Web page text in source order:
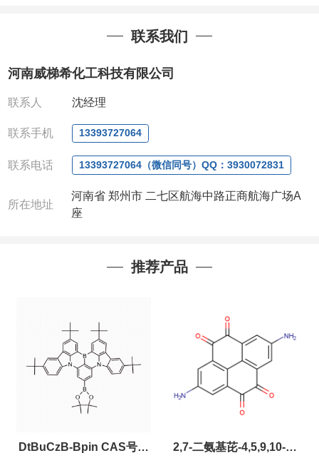
我司对高校及科研单位先发货和
作中有用到的试剂,欢迎前来询购,如若出现质量问题,
63377391/13393727064
QQ:3930072831
联系人: 沈晓东(欢迎致电,或QQ、微信联系)
联系我们
河南威梯希化工科技有限公司
联系人 沈经理
联系手机 13393727064
联系电话 13393727064（微信同号）QQ：3930072831
所在地址
河南省 郑州市 二七区航海中路正商航海广场A
座
推荐产品
DtBuCzB-Bpin CAS号： 2,7-二氨基芘-4,5,9,10-四